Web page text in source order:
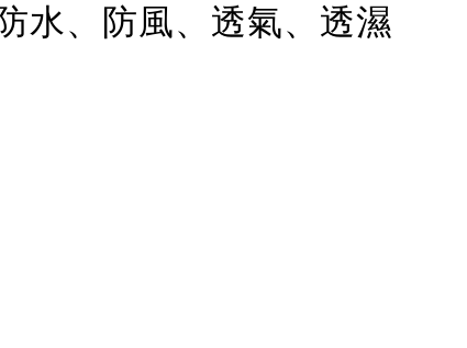
水、防風、透氣、透濕